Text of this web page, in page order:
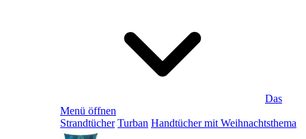
Das
Menü öffnen
Strandtücher Turban Handtücher mit Weihnachtsthema